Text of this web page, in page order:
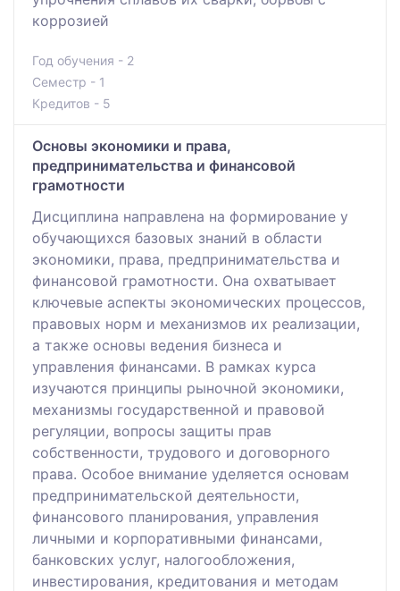
коррозией
Год обучения - 2
Семестр - 1
Кредитов - 5
Основы экономики и права,
предпринимательства и финансовой
грамотности
Дисциплина направлена на формирование у
обучающихся базовых знаний в области
экономики, права, предпринимательства и
финансовой грамотности. Она охватывает
ключевые аспекты экономических процессов,
правовых норм и механизмов их реализации,
а также основы ведения бизнеса и
управления финансами. В рамках курса
изучаются принципы рыночной экономики,
механизмы государственной и правовой
регуляции, вопросы защиты прав
собственности, трудового и договорного
права. Особое внимание уделяется основам
предпринимательской деятельности,
финансового планирования, управления
личными и корпоративными финансами,
банковских услуг, налогообложения,
инвестирования, кредитования и методам